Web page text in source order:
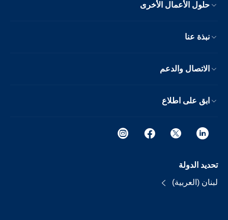
حلول الأعمال الأخرى
نبذة عنا
الاتصال والدعم
ابق على اطلاع
تحديد الدولة
لبنان (العربية)